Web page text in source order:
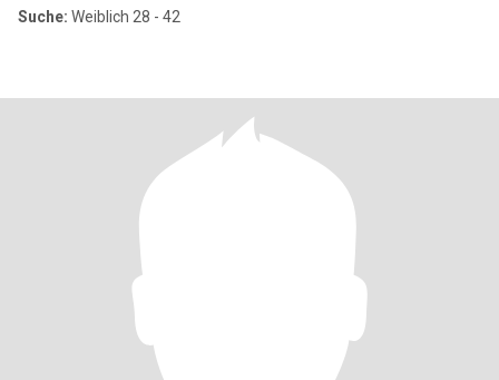
Suche: Weiblich 28 - 42